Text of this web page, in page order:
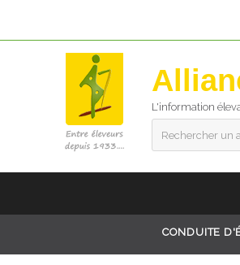
L'information
Rechercher un
CONDUITE